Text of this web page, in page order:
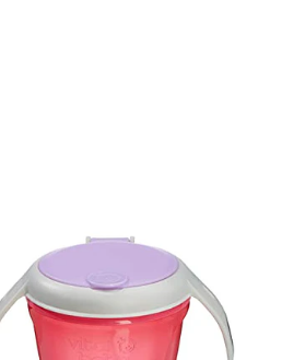
Ver detalles